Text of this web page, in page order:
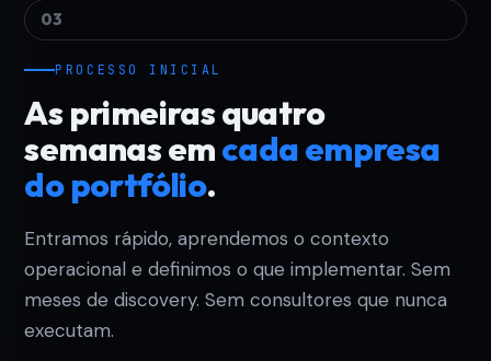
03
PROCESSO INICIAL
As primeiras quatro
semanas emcada empresa
do portfólio.
Entramos rápido, aprendemos o contexto
operacional e definimos o que implementar. Sem
meses de discovery. Sem consultores que nunca
executam.